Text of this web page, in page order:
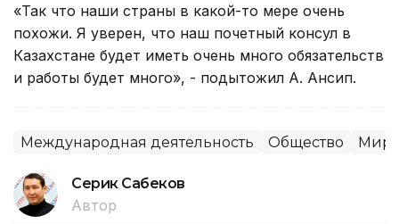
«Так что наши страны в какой-то мере очень
похожи. Я уверен, что наш почетный консул в
Казахстане будет иметь очень много обязательств
и работы будет много», - подытожил А. Ансип.
Международная деятельность Общество Мир
Серик Сабеков
Автор